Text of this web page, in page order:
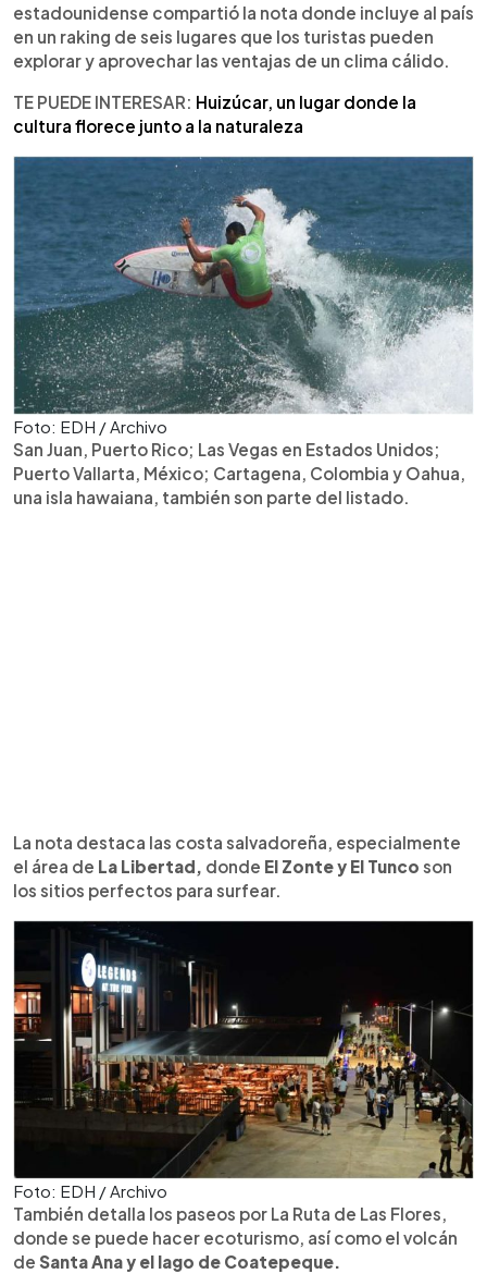
estadounidense compartió la nota donde incluye al país
en un raking de seis lugares que los turistas pueden
explorar y aprovechar las ventajas de un clima cálido.
TE PUEDE INTERESAR: Huizúcar, un lugar donde la
cultura florece junto a la naturaleza
Foto: EDH / Archivo
San Juan, Puerto Rico; Las Vegas en Estados Unidos;
Puerto Vallarta, México; Cartagena, Colombia y Oahua,
una isla hawaiana, también son parte del listado.
La nota destaca las costa salvadoreña, especialmente
el área de La Libertad, donde El Zonte y El Tunco son
los sitios perfectos para surfear.
Foto: EDH / Archivo
También detalla los paseos por La Ruta de Las Flores,
donde se puede hacer ecoturismo, así como el volcán
de Santa Ana y el lago de Coatepeque.